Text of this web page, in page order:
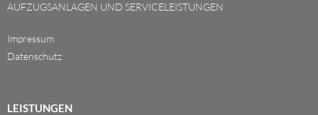
AUFZUGSANLAGEN UND SERVICELEISTUNGEN
Impressum
Datenschutz
LEISTUNGEN